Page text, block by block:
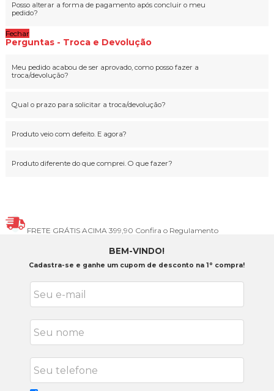
Posso alterar a forma de pagamento após concluir o meu
pedido?
Fechar
Perguntas - Troca e Devolução
Meu pedido acabou de ser aprovado, como posso fazer a
troca/devolução?
Qual o prazo para solicitar a troca/devolução?
Produto veio com defeito. E agora?
Produto diferente do que comprei. O que fazer?
FRETE GRÁTIS ACIMA 399,90 Confira o Regulamento
BEM-VINDO!
Cadastra-se e ganhe um cupom de desconto na 1° compra!